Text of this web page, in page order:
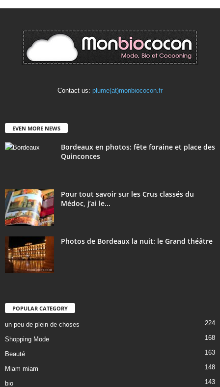
Contact us: plume(at)monbiococon.fr
EVEN MORE NEWS
Bordeaux en photos: fête foraine et place des
Quinconces
Pour tout savoir sur les Crus classés du
Médoc, j’ai le...
Photos de Bordeaux la nuit: le Grand théâtre
POPULAR CATEGORY
un peu de plein de choses 224
Shopping Mode 168
Beauté 163
Miam miam 148
bio 143